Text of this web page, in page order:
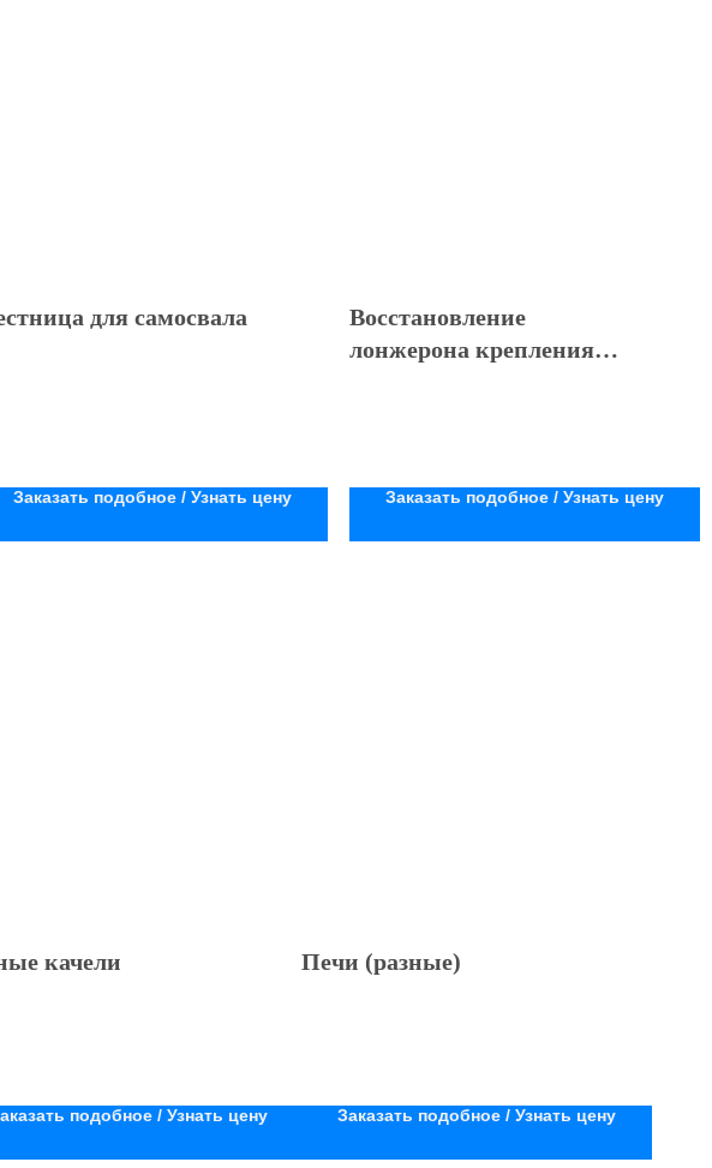
для самосвала
Заказать подобное / Узнать цену
Восстановление
лонжерона крепления
Заказать подобное / Узнать цену
качели
подобное / Узнать цену
Печи (разные)
Заказать подобное / Узнать цену